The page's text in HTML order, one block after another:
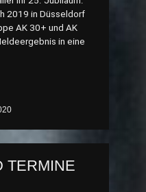
2019 in Düsseldorf
AK 30+ und AK
in eine
TERMINE